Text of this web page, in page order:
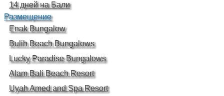
14 дней на Бали
Размещение
Enak Bungalow
Bulih Beach Bungalows
Lucky Paradise Bungalows
Alam Bali Beach Resort
Uyah Amed and Spa Resort